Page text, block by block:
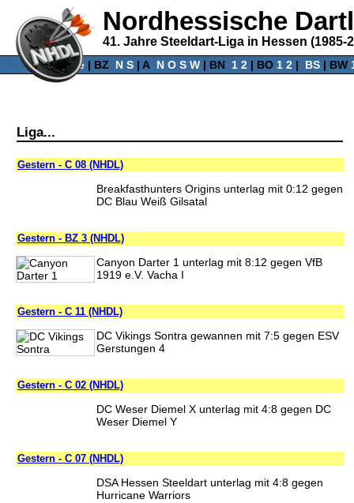
Nordhessische
41. Jahre Steeldart-Liga in Hessen (1985-
Home‌ | BZ N S‌ | A‌ N O S W‌ | BN‌ 1 2| BO‌ 1 2| BS| BW‌
Liga...
Gestern - C 08 (NHDL)
Breakfasthunters Origins unterlag mit 0:12 gegen
DC Blau Weiß Gilsatal
Gestern - BZ 3 (NHDL)
Canyon Darter 1 unterlag mit 8:12 gegen VfB
1919 e.V. Vacha I
Gestern - C 11 (NHDL)
DC Vikings Sontra gewannen mit 7:5 gegen ESV
Gerstungen 4
Gestern - C 02 (NHDL)
DC Weser Diemel X unterlag mit 4:8 gegen DC
Weser Diemel Y
Gestern - C 07 (NHDL)
DSA Hessen Steeldart unterlag mit 4:8 gegen
Hurricane Warriors